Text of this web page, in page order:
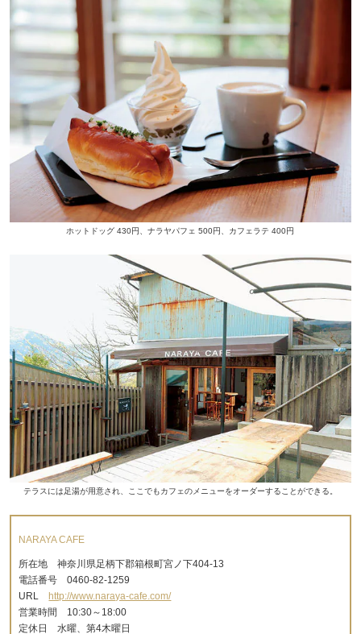
ホットドッグ 430円、ナラヤパフェ 500円、カフェラテ 400円
テラスには足湯が用意され、ここでもカフェのメニューをオーダーすることができる。
NARAYA CAFE
所在地 神奈川県足柄下郡箱根町宮ノ下404-13
電話番号 0460-82-1259
URL
http://www.naraya-cafe.com/
営業時間 10:30～18:00
定休日 水曜、第4木曜日